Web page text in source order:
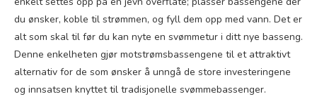
du ønsker, koble til strømmen, og fyll dem opp med vann. Det er
alt som skal til før du kan nyte en svømmetur i ditt nye basseng.
Denne enkelheten gjør motstrømsbassengene til et attraktivt
alternativ for de som ønsker å unngå de store investeringene
og innsatsen knyttet til tradisjonelle svømmebassenger.